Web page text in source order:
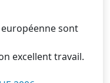
européenne sont
excellent travail.